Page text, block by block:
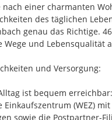
geschnitten, mit
im Freien.
Beide Räume
Außenrollos ausgestattet.
mit allen Möbeln
nach einer charmanten
des täglichen
genau das Richtige.
Wege und Lebensqualität
und Versorgung:
ist bequem
Einkaufszentrum (WEZ)
sowie die Postpartner-